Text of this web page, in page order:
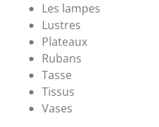
Les lampes
Lustres
Plateaux
Rubans
Tasse
Tissus
Vases